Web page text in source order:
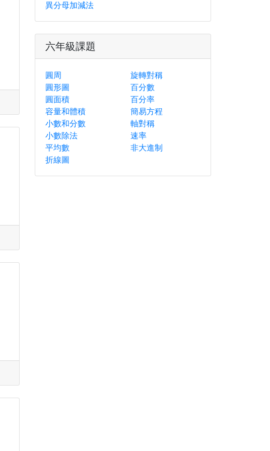
異分母加減法
六年級課題
圓周
圓形圖
圓面積
容量和體積
小數和分數
小數除法
平均數
折線圖
旋轉對稱
百分數
百分率
簡易方程
軸對稱
速率
非大進制